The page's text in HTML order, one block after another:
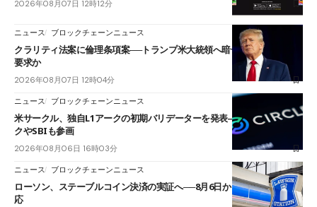
2026年08月07日 12時12分
ニュース ブロックチェーンニュース
クラリティ法案に倫理条項案──トランプ米大統領へ暗号資産事業の売却
要求か
2026年08月07日 12時04分
ニュース ブロックチェーンニュース
米サークル、独自L1アークの初期バリデーターを発表――ブラックロッ
クやSBIも参画
2026年08月06日 16時03分
ニュース ブロックチェーンニュース
ローソン、ステーブルコイン決済の実証へ──8月6日からJPYCやUSDC対
応